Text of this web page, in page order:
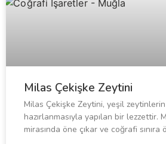
Milas Çekişke Zeytini
Milas Çekişke Zeytini, yeşil
hazırlanmasıyla yapılan bir lezzettir.
mirasında öne çıkar ve coğrafi sınıra